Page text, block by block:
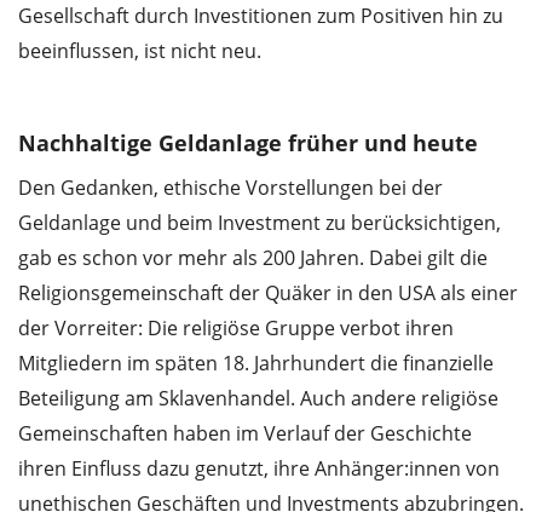
Gesellschaft durch Investitionen zum Positiven hin zu
beeinflussen, ist nicht neu.
Nachhaltige Geldanlage früher und heute
Den Gedanken, ethische Vorstellungen bei der
Geldanlage und beim Investment zu berücksichtigen,
gab es schon vor mehr als 200 Jahren. Dabei gilt die
Religionsgemeinschaft der Quäker in den USA als einer
der Vorreiter: Die religiöse Gruppe verbot ihren
Mitgliedern im späten 18. Jahrhundert die finanzielle
Beteiligung am Sklavenhandel. Auch andere religiöse
Gemeinschaften haben im Verlauf der Geschichte
ihren Einfluss dazu genutzt, ihre Anhänger:innen von
unethischen Geschäften und Investments abzubringen.